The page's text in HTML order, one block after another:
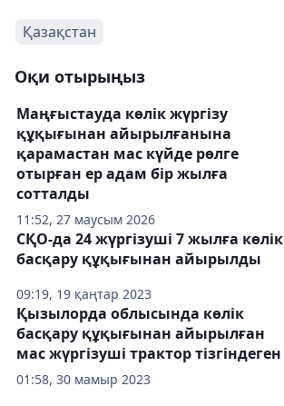
Қазақстан
Оқи отырыңыз
11:52, 27 маусым 2026
Маңғыстауда көлік жүргізу
құқығынан айырылғанына
қарамастан мас күйде рөлге
отырған ер адам бір жылға
сотталды
09:19, 19 қаңтар 2023
СҚО-да 24 жүргізуші 7 жылға көлік
басқару құқығынан айырылды
01:58, 30 мамыр 2023
Қызылорда облысында көлік
басқару құқығынан айырылған
мас жүргізуші трактор тізгіндеген